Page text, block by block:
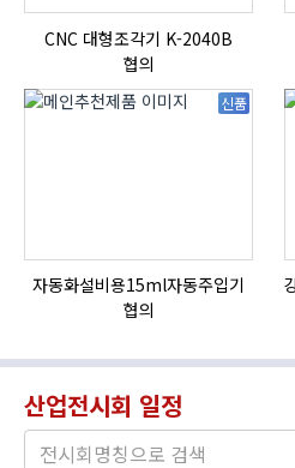
CNC 대형조각기 K-2040B
협의
신품
자동화설비용15ml자동주입기
협의
산업전시회 일정